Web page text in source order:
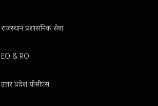
राजस्थान प्रशासनिक सेवा
EO & RO
उत्तर प्रदेश पीसीएस